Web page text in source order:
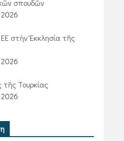
σπουδῶν
2026
στὴν Ἐκκλησία τῆς
2026
τῆς Τουρκίας
2026